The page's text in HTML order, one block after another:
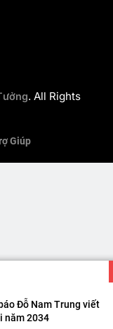
Đỗ Nam Trung viết
năm 2034
. All Rights
Giúp